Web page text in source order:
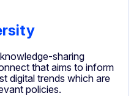
sharing
that aims to inform
digital trends which are
policies.